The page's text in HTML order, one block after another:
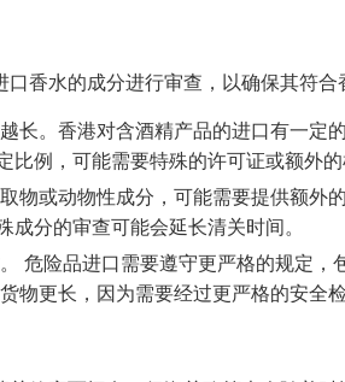
香水的成分进行审查，以确保其符合
长。香港对含酒精产品的进口有一定
例，可能需要特殊的许可证或额外的
物或动物性成分，可能需要提供额外
分的审查可能会延长清关时间。
危险品进口需要遵守更严格的规定，
更长，因为需要经过更严格的安全检